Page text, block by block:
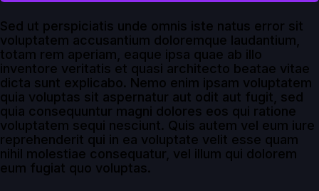
Sed ut perspiciatis unde omnis iste natus error sit
voluptatem accusantium doloremque laudantium,
totam rem aperiam, eaque ipsa quae ab illo
inventore veritatis et quasi architecto beatae vitae
dicta sunt explicabo. Nemo enim ipsam voluptatem
quia voluptas sit aspernatur aut odit aut fugit, sed
quia consequuntur magni dolores eos qui ratione
voluptatem sequi nesciunt. Quis autem vel eum iure
reprehenderit qui in ea voluptate velit esse quam
nihil molestiae consequatur, vel illum qui dolorem
eum fugiat quo voluptas.